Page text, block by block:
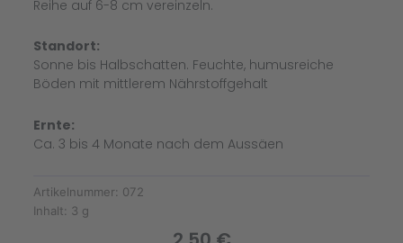
Reihe auf 6-8 cm vereinzeln.
Standort:
Sonne bis Halbschatten. Feuchte, humusreiche
Böden mit mittlerem Nährstoffgehalt
Ernte:
Ca. 3 bis 4 Monate nach dem Aussäen
Artikelnummer: 072
Inhalt: 3 g